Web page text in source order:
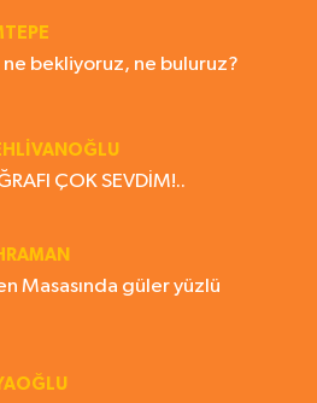
bekliyoruz, ne buluruz?
ÇOK SEVDİM!..
Masasında güler yüzlü